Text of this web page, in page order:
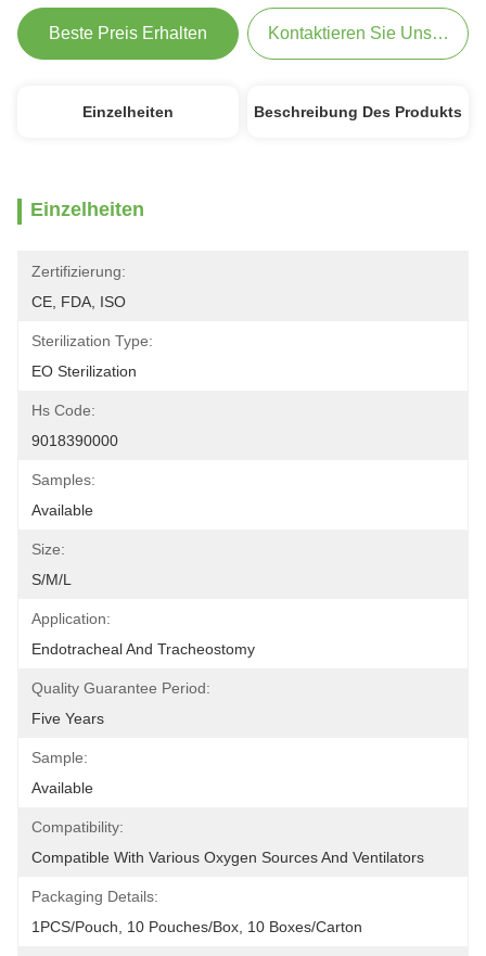
Beste Preis Erhalten Kontaktieren Sie Uns Jetzt
Einzelheiten Beschreibung Des Produkts
Einzelheiten
Zertifizierung:
CE, FDA, ISO
Sterilization Type:
EO Sterilization
Hs Code:
9018390000
Samples:
Available
Size:
S/M/L
Application:
Endotracheal And Tracheostomy
Quality Guarantee Period:
Five Years
Sample:
Available
Compatibility:
Compatible With Various Oxygen Sources And Ventilators
Packaging Details:
1PCS/Pouch, 10 Pouches/Box, 10 Boxes/Carton